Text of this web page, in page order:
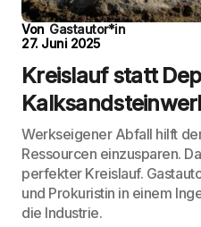
Von Gastautor*in
27. Juni 2025
Kreislauf statt
Werkseigener Abfall hilft
Ressourcen einzusparen.
perfekter Kreislauf.
und Prokuristin in einem
die Industrie.